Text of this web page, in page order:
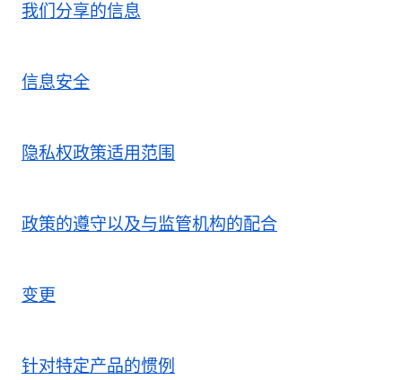
我们分享的信息
信息安全
隐私权政策适用范围
政策的遵守以及与监管机构的配合
变更
针对特定产品的惯例